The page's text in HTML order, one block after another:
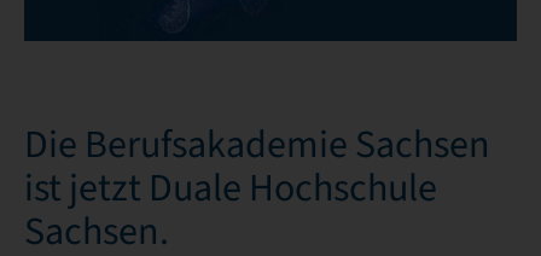
Die Berufsakademie Sachsen
ist jetzt Duale Hochschule
Sachsen.